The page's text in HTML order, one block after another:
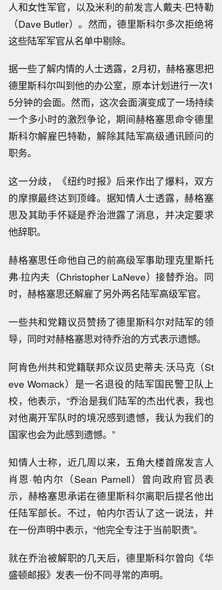
人和女性军官，以及米利的前发言人戴夫·巴特勒
（Dave Butler）。然而，德里斯科尔多次拒绝将
这些陆军军官从名单中剔除。
据一些了解内情的人士透露，2月初，赫格塞思把
德里斯科尔叫到他的办公室，原本计划进行一次1
5分钟的会面。然而，这次会面演变成了一场持续
一个多小时的激烈争论，期间赫格塞思命令德里
斯科尔解雇巴特勒，解除其陆军高级通讯顾问的
职务。
这一分歧，《纽约时报》后来作出了爆料，双方
的摩擦最终达到顶峰。据知情人士透露，赫格塞
思及其助手怀疑是乔治泄露了消息，并决定要求
他辞职。
赫格塞思任命他自己的前高级军事助理克里斯托
弗·拉内夫（Christopher LaNeve）接替乔治。同
时，赫格塞思还解雇了另外两名陆军高级军官。
一些共和党籍议员赞扬了德里斯科尔对陆军的领
导，同时对赫格塞思对待乔治的方式表示遗憾。
阿肯色州共和党籍联邦众议员史蒂夫·沃马克（St
eve Womack）是一名退役的陆军国民警卫队上
校，他表示，“乔治是我们陆军的杰出代表，我也
对他离开军队时的境况感到遗憾，我认为我们的
国家也会为此感到遗憾。”
知情人士称，近几周以来，五角大楼首席发言人
肖恩·帕内尔（Sean Parnell）曾向政府官员表
示，赫格塞思承诺在德里斯科尔离职后提名他出
任陆军部长。不过，帕内尔否认了这一说法，并
在一份声明中表示，“他完全专注于当前职责”。
就在乔治被解职的几天后，德里斯科尔曾向《华
盛顿邮报》发表一份不同寻常的声明。